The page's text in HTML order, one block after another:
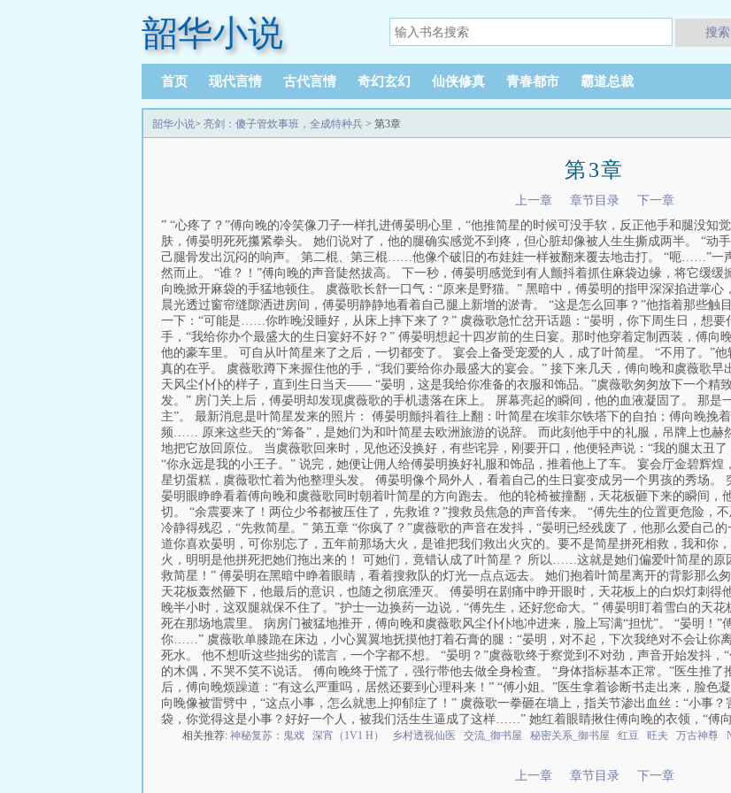
韶华小说 搜索
首页 现代言情 古代言情 奇幻玄幻 仙侠修真 青春都市 霸道总裁
韶华小说> 亮剑：傻子管炊事班，全成特种兵 > 第3章
第3章
上一章 章节目录
下一章
” “心疼了？”傅向晚的冷笑像刀子一样扎进傅晏明心里，“他推简星的时候可没手软，反正他手和腿没知
肤，傅晏明死死攥紧拳头。 她们说对了，他的腿确实感觉不到疼，但心脏却像被人生生撕成两半。 “动
己腿骨发出沉闷的响声。 第二棍、第三棍……他像个破旧的布娃娃一样被翻来覆去地击打。 “呃……”一
然而止。 “谁？！”傅向晚的声音陡然拔高。 下一秒，傅晏明感觉到有人颤抖着抓住麻袋边缘，将它
向晚掀开麻袋的手猛地顿住。 虞薇歌长舒一口气：“原来是野猫。” 黑暗中，傅晏明的指甲深深掐进掌
晨光透过窗帘缝隙洒进房间，傅晏明静静地看着自己腿上新增的淤青。 “这是怎么回事？”他指着那些触
一下：“可能是……你昨晚没睡好，从床上摔下来了？” 虞薇歌急忙岔开话题：“晏明，你下周生日，想要
手，“我给你办个最盛大的生日宴好不好？” 傅晏明想起十四岁前的生日宴。那时他穿着定制西装，傅向
他的豪车里。 可自从叶简星来了之后，一切都变了。 宴会上备受宠爱的人，成了叶简星。 “不用了。”
真的在乎。 虞薇歌蹲下来握住他的手，“我们要给你办最盛大的宴会。” 接下来几天，傅向晚和虞薇歌
天风尘仆仆的样子，直到生日当天—— “晏明，这是我给你准备的衣服和饰品。”虞薇歌匆匆放下一个精
发。” 房门关上后，傅晏明却发现虞薇歌的手机遗落在床上。 屏幕亮起的瞬间，他的血液凝固了。 那是
主”。 最新消息是叶简星发来的照片： 傅晏明颤抖着往上翻：叶简星在埃菲尔铁塔下的自拍；傅向晚挽
频…… 原来这些天的“筹备”，是她们为和叶简星去欧洲旅游的说辞。 而此刻他手中的礼服，吊牌上也赫
地把它放回原位。 当虞薇歌回来时，见他还没换好，有些诧异，刚要开口，他便轻声说：“我的腿太丑了
“你永远是我的小王子。” 说完，她便让佣人给傅晏明换好礼服和饰品，推着他上了车。 宴会厅金碧辉
星切蛋糕，虞薇歌忙着为他整理头发。 傅晏明像个局外人，看着自己的生日宴变成另一个男孩的秀场。
晏明眼睁睁看着傅向晚和虞薇歌同时朝着叶简星的方向跑去。 他的轮椅被撞翻，天花板砸下来的瞬间
切。 “余震要来了！两位少爷都被压住了，先救谁？”搜救员焦急的声音传来。 “傅先生的位置更危险，
冷静得残忍，“先救简星。” 第五章 “你疯了？”虞薇歌的声音在发抖，“晏明已经残废了，他那么爱自己
道你喜欢晏明，可你别忘了，五年前那场大火，是谁把我们救出火灾的。要不是简星拼死相救，我和你
火，明明是他拼死把她们拖出来的！ 可她们，竟错认成了叶简星？ 所以……这就是她们偏爱叶简星的原
救简星！” 傅晏明在黑暗中睁着眼睛，看着搜救队的灯光一点点远去。 她们抱着叶简星离开的背影那么
天花板轰然砸下，他最后的意识，也随之彻底湮灭。 傅晏明在剧痛中睁开眼时，天花板上的白炽灯刺
晚半小时，这双腿就保不住了。”护士一边换药一边说，“傅先生，还好您命大。” 傅晏明盯着雪白的天
死在那场地震里。 病房门被猛地推开，傅向晚和虞薇歌风尘仆仆地冲进来，脸上写满“担忧”。 “晏明！
你……” 虞薇歌单膝跪在床边，小心翼翼地抚摸他打着石膏的腿：“晏明，对不起，下次我绝对不会让你
死水。 他不想听这些拙劣的谎言，一个字都不想。 “晏明？”虞薇歌终于察觉到不对劲，声音开始发抖
的木偶，不哭不笑不说话。 傅向晚终于慌了，强行带他去做全身检查。 “身体指标基本正常。”医生推
后，傅向晚烦躁道：“有这么严重吗，居然还要到心理科来！” “傅小姐。”医生拿着诊断书走出来，脸色
向晚像被雷劈中，“这点小事，怎么就患上抑郁症了！” 虞薇歌一拳砸在墙上，指关节渗出血丝：“小事
袋，你觉得这是小事？好好一个人，被我们活生生逼成了这样……” 她红着眼睛揪住傅向晚的衣领，“傅
相关推荐: 神秘复苏：鬼戏 深宵（1V1 H） 乡村透视仙医 交流_御书屋 秘密关系_御书屋 红豆 旺夫 万古神尊
上一章 章节目录 下一章